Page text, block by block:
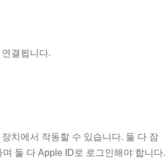
결됩니다.
치에서 작동할 수 있습니다. 둘 다 잠
둘 다 Apple ID로 로그인해야 합니다.